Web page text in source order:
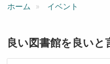
ホーム イベント
良い図書館を良いと